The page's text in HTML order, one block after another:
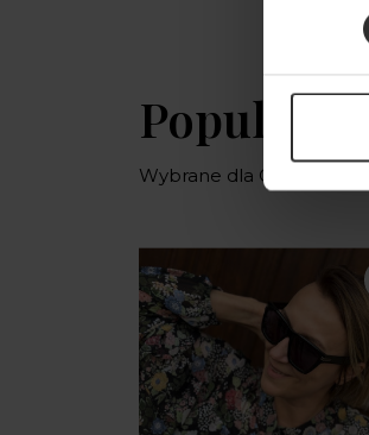
Wybrane dla Ciebie z